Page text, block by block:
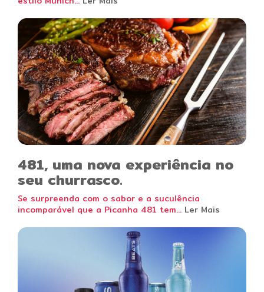
481, uma nova experiência no
seu churrasco.
Se surpreenda com o sabor e a suculência
incomparável que a Picanha 481 tem... Ler Mais